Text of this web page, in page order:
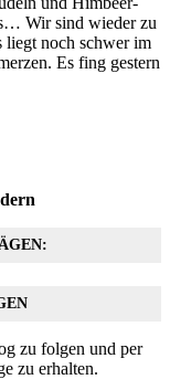
Wir sind wieder zu
liegt noch schwer im
Es fing gestern
zu folgen und per
zu erhalten.